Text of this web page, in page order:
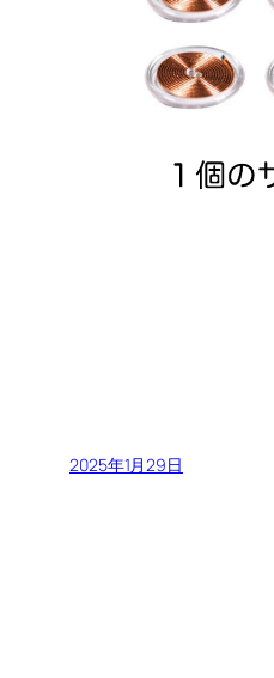
2025年1月29日